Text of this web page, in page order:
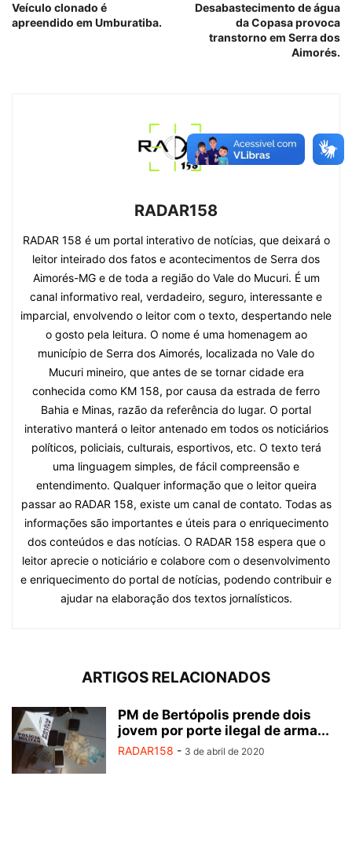
Veículo clonado é
apreendido em Umburatiba.
Desabastecimento de água
da Copasa provoca
transtorno em Serra dos
Aimorés.
RADAR158
RADAR 158 é um portal interativo de notícias, que deixará o
leitor inteirado dos fatos e acontecimentos de Serra dos
Aimorés-MG e de toda a região do Vale do Mucuri. É um
canal informativo real, verdadeiro, seguro, interessante e
imparcial, envolvendo o leitor com o texto, despertando nele
o gosto pela leitura. O nome é uma homenagem ao
município de Serra dos Aimorés, localizada no Vale do
Mucuri mineiro, que antes de se tornar cidade era
conhecida como KM 158, por causa da estrada de ferro
Bahia e Minas, razão da referência do lugar. O portal
interativo manterá o leitor antenado em todos os noticiários
políticos, policiais, culturais, esportivos, etc. O texto terá
uma linguagem simples, de fácil compreensão e
entendimento. Qualquer informação que o leitor queira
passar ao RADAR 158, existe um canal de contato. Todas as
informações são importantes e úteis para o enriquecimento
dos conteúdos e das notícias. O RADAR 158 espera que o
leitor aprecie o noticiário e colabore com o desenvolvimento
e enriquecimento do portal de notícias, podendo contribuir e
ajudar na elaboração dos textos jornalísticos.
ARTIGOS RELACIONADOS
PM de Bertópolis prende dois
jovem por porte ilegal de arma...
RADAR158 - 3 de abril de 2020